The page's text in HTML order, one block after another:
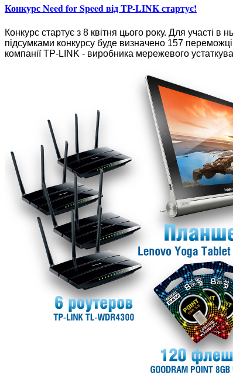
Конкурс Need for Speed від TP-LINK стартує!
Конкурс стартує з 8 квітня цього року. Для участі в
підсумками конкурсу буде визначено 157
компанії TP-LINK - виробника мережевого